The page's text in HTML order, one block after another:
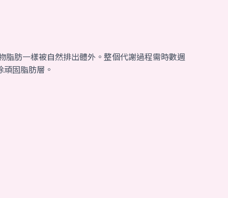
肪一樣被自然排出體外。整個代謝過程需時數週
固脂肪層。